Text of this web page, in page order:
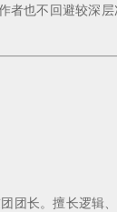
者也不回避较深
长。擅长逻辑